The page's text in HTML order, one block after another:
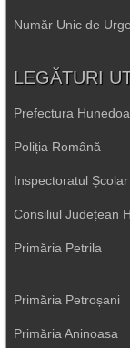
Număr Unic de
LEGĂTURI
Prefectura
Poliția Română
Inspectoratul
Consiliul Județean
Primăria Petrila
Primăria Petroșani
Primăria Aninoasa